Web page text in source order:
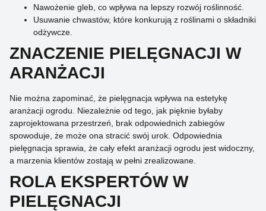
Nawożenie gleb, co wpływa na lepszy rozwój roślinność.
Usuwanie chwastów, które konkurują z roślinami o składniki
odżywcze.
ZNACZENIE PIELĘGNACJI W
ARANŻACJI
Nie można zapominać, że pielęgnacja wpływa na estetykę
aranżacji ogrodu. Niezależnie od tego, jak pięknie byłaby
zaprojektowana przestrzeń, brak odpowiednich zabiegów
spowoduje, że może ona stracić swój urok. Odpowiednia
pielęgnacja sprawia, że cały efekt aranżacji ogrodu jest widoczny,
a marzenia klientów zostają w pełni zrealizowane.
ROLA EKSPERTÓW W
PIELĘGNACJI